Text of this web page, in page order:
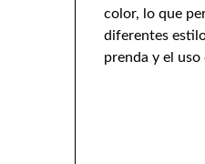
color, lo que
diferentes
prenda y el uso